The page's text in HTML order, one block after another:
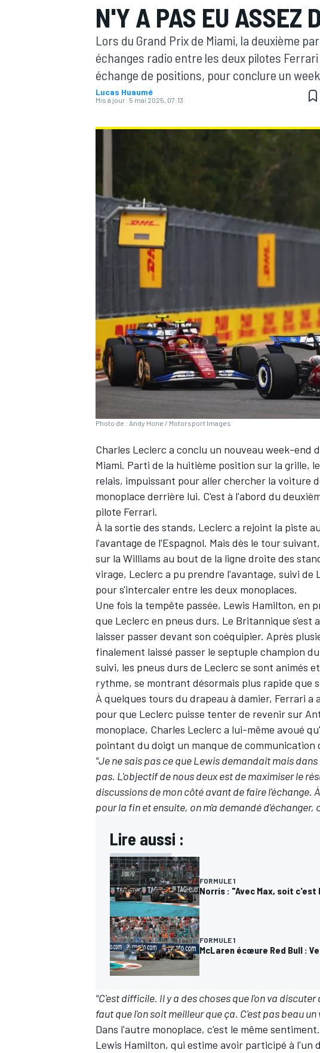
MOTOGP
WEC
N'Y A PAS EU ASSEZ
Lors du Grand Prix de Miami, la deuxième
échanges radio entre les deux pilotes
échange de positions, pour conclure un
Lucas Huaumé
Mis à jour: 5 mai 2025, 07:13
Photo de : Andy Hone / Motorsport Images
Charles Leclerc a conclu un nouveau week-end
Miami. Parti de la huitième position sur la grille,
relais, impuissant pour aller chercher la voiture
monoplace derrière lui. C'est à l'abord du
pilote Ferrari.
À la sortie des stands, Leclerc a rejoint la piste
l'avantage de l'Espagnol. Mais dès le tour
sur la Williams au bout de la ligne droite des
virage, Leclerc a pu prendre l'avantage, suivi de
pour s'intercaler entre les deux monoplaces.
Une fois la tempête passée, Lewis Hamilton, en
que Leclerc en pneus durs. Le Britannique s'est
laisser passer devant son coéquipier. Après
finalement laissé passer le septuple champion
suivi, les pneus durs de Leclerc se sont animés
rythme, se montrant désormais plus rapide que
À quelques tours du drapeau à damier, Ferrari a
pour que Leclerc puisse tenter de revenir sur
monoplace, Charles Leclerc a lui-même avoué
pointant du doigt un manque de communication
"Je ne sais pas ce que Lewis demandait mais
pas. L'objectif de nous deux est de maximiser le
discussions de mon côté avant de faire l'échange.
pour la fin et ensuite, on m'a demandé d'échanger,
Lire aussi :
FORMULE 1
Norris : "Avec Max, soit
FORMULE 1
McLaren écœure Red Bull :
"C'est difficile. Il y a des choses que l'on va
faut que l'on soit meilleur que ça. C'est pas beau
Dans l'autre monoplace, c'est le même
Lewis Hamilton, qui estime avoir participé à l'un